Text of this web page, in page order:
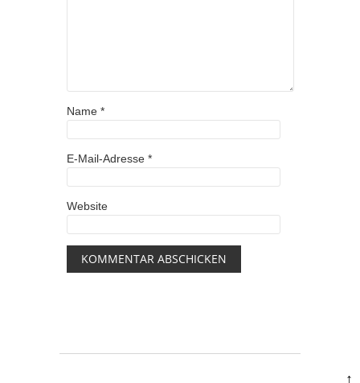
Name *
E-Mail-Adresse *
Website
↑